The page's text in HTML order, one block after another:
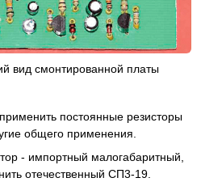
вид смонтированной платы
постоянные резисторы
общего применения.
- импортный малогабаритный,
отечественный СП3-19.